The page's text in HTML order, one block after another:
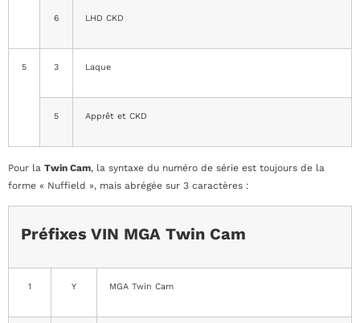
6 LHD CKD
5 3 Laque
5 Apprêt et CKD
Pour la Twin Cam, la syntaxe du numéro de série est toujours de la
forme « Nuffield », mais abrégée sur 3 caractères :
Préfixes VIN MGA Twin Cam
1 Y MGA Twin Cam